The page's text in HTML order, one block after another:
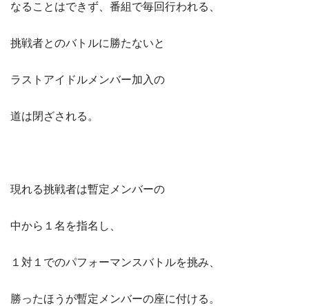
なることはできず、番組で毎回行われる、
挑戦者とのバトルに勝たないと
ラストアイドルメンバー加入の
道は閉ざされる。
現れる挑戦者は暫定メンバーの
中から１名を指名し、
１対１でのパフォーマンスバトルを挑み、
勝ったほうが暫定メンバーの座に付ける。